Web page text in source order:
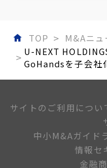
TOP
M&Aニュ
U-NEXT
GoHandsを子会社
サイトのご利用につい
中小M&Aガイド
情報セ
金融